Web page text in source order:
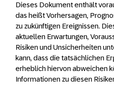
Dieses Dokument enthält
das heißt Vorhersagen,
zu zukünftigen Ereignissen.
aktuellen Erwartungen,
Risiken und Unsicherheiten
kann, dass die tatsächlichen
erheblich hiervon abweichen
Informationen zu diesen